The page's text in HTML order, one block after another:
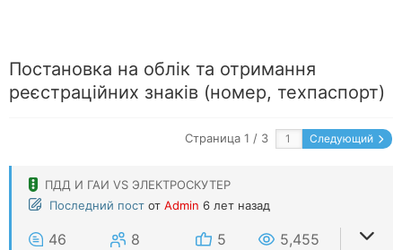
Постановка на облік та отримання
реєстраційних знаків (номер, техпаспорт)
Страница 1 / 3 Следующий
ПДД И ГАИ VS ЭЛЕКТРОСКУТЕР
Последний пост от Admin 6 лет назад
46 8 5 5,455